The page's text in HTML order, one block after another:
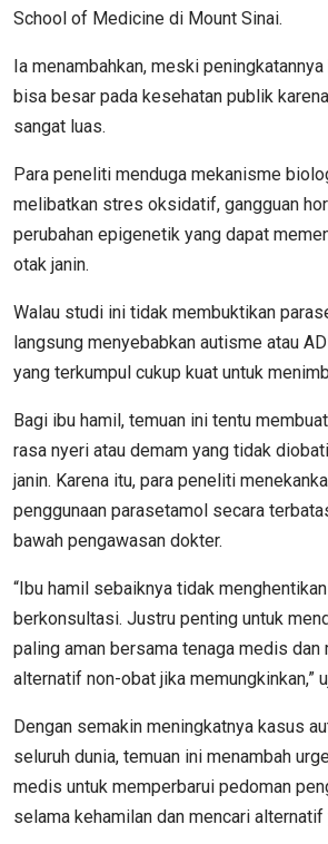
School of Medicine di Mount Sinai.
Ia menambahkan, meski
bisa besar pada kesehatan publik
sangat luas.
Para peneliti menduga mekanisme
melibatkan stres oksidatif, gangguan
perubahan epigenetik yang dapat
otak janin.
Walau studi ini tidak membuktikan
langsung menyebabkan autisme atau
yang terkumpul cukup kuat untuk
Bagi ibu hamil, temuan ini tentu
rasa nyeri atau demam yang tidak
janin. Karena itu, para peneliti
penggunaan parasetamol secara
bawah pengawasan dokter.
“Ibu hamil sebaiknya tidak
berkonsultasi. Justru penting untuk
paling aman bersama tenaga medis
alternatif non-obat jika memungkinkan,”
Dengan semakin meningkatnya kasus
seluruh dunia, temuan ini menambah
medis untuk memperbarui pedoman
selama kehamilan dan mencari alternatif